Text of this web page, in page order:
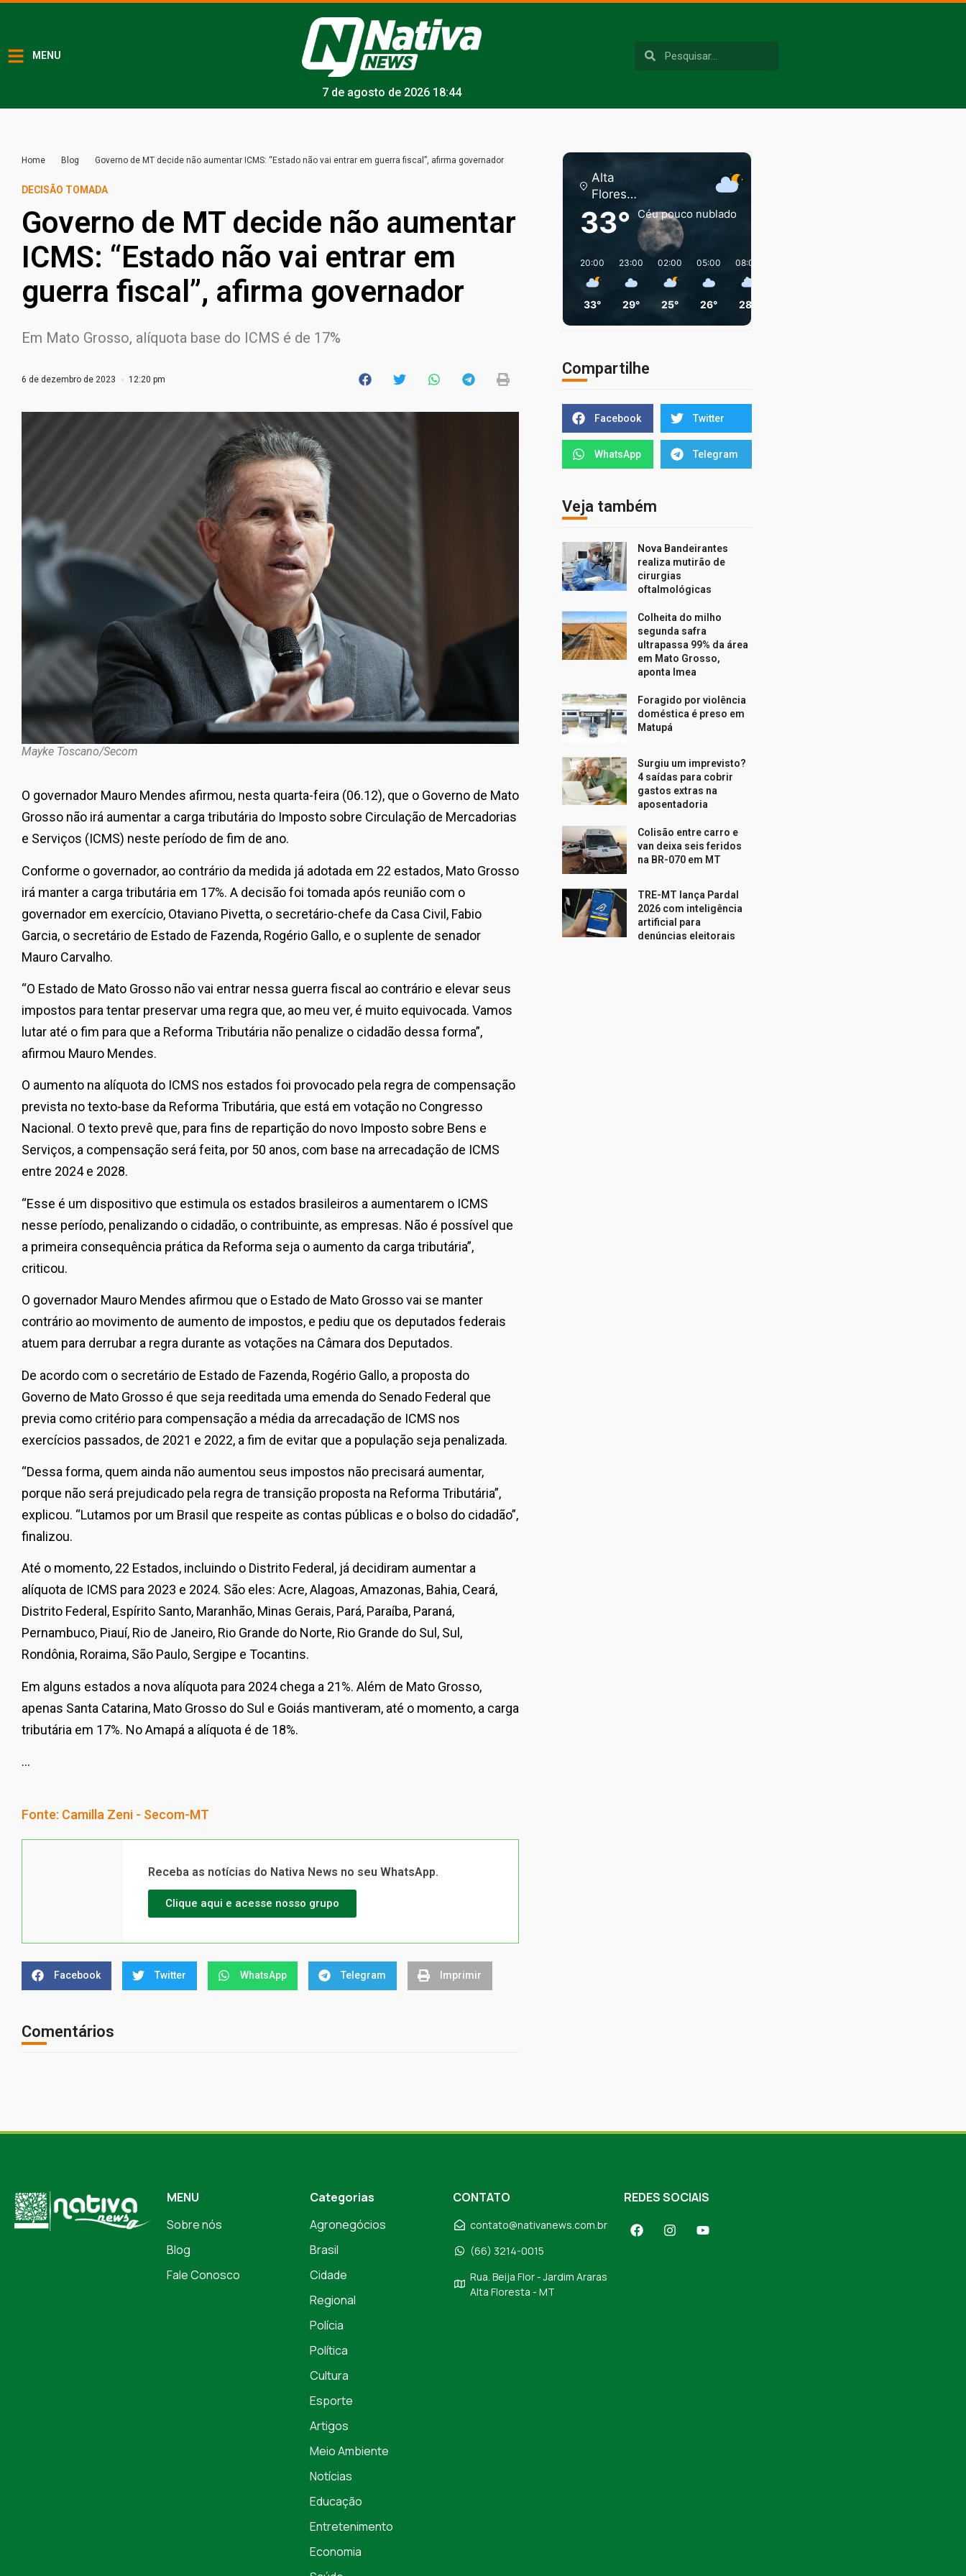
MENU
7 de agosto de 2026 18:44
Home Blog Governo de MT decide não aumentar ICMS: “Estado não vai entrar em guerra fiscal”, afirma governador
DECISÃO TOMADA
Governo de MT decide não aumentar
ICMS: “Estado não vai entrar em
guerra fiscal”, afirma governador
Em Mato Grosso, alíquota base do ICMS é de 17%
6 de dezembro de 2023 12:20 pm
Mayke Toscano/Secom
O governador Mauro Mendes afirmou, nesta quarta-feira (06.12), que o Governo de Mato
Grosso não irá aumentar a carga tributária do Imposto sobre Circulação de Mercadorias
e Serviços (ICMS) neste período de fim de ano.
Conforme o governador, ao contrário da medida já adotada em 22 estados, Mato Grosso
irá manter a carga tributária em 17%. A decisão foi tomada após reunião com o
governador em exercício, Otaviano Pivetta, o secretário-chefe da Casa Civil, Fabio
Garcia, o secretário de Estado de Fazenda, Rogério Gallo, e o suplente de senador
Mauro Carvalho.
“O Estado de Mato Grosso não vai entrar nessa guerra fiscal ao contrário e elevar seus
impostos para tentar preservar uma regra que, ao meu ver, é muito equivocada. Vamos
lutar até o fim para que a Reforma Tributária não penalize o cidadão dessa forma”,
afirmou Mauro Mendes.
O aumento na alíquota do ICMS nos estados foi provocado pela regra de compensação
prevista no texto-base da Reforma Tributária, que está em votação no Congresso
Nacional. O texto prevê que, para fins de repartição do novo Imposto sobre Bens e
Serviços, a compensação será feita, por 50 anos, com base na arrecadação de ICMS
entre 2024 e 2028.
“Esse é um dispositivo que estimula os estados brasileiros a aumentarem o ICMS
nesse período, penalizando o cidadão, o contribuinte, as empresas. Não é possível que
a primeira consequência prática da Reforma seja o aumento da carga tributária”,
criticou.
O governador Mauro Mendes afirmou que o Estado de Mato Grosso vai se manter
contrário ao movimento de aumento de impostos, e pediu que os deputados federais
atuem para derrubar a regra durante as votações na Câmara dos Deputados.
De acordo com o secretário de Estado de Fazenda, Rogério Gallo, a proposta do
Governo de Mato Grosso é que seja reeditada uma emenda do Senado Federal que
previa como critério para compensação a média da arrecadação de ICMS nos
exercícios passados, de 2021 e 2022, a fim de evitar que a população seja penalizada.
“Dessa forma, quem ainda não aumentou seus impostos não precisará aumentar,
porque não será prejudicado pela regra de transição proposta na Reforma Tributária”,
explicou. “Lutamos por um Brasil que respeite as contas públicas e o bolso do cidadão”,
finalizou.
Até o momento, 22 Estados, incluindo o Distrito Federal, já decidiram aumentar a
alíquota de ICMS para 2023 e 2024. São eles: Acre, Alagoas, Amazonas, Bahia, Ceará,
Distrito Federal, Espírito Santo, Maranhão, Minas Gerais, Pará, Paraíba, Paraná,
Pernambuco, Piauí, Rio de Janeiro, Rio Grande do Norte, Rio Grande do Sul, Sul,
Rondônia, Roraima, São Paulo, Sergipe e Tocantins.
Em alguns estados a nova alíquota para 2024 chega a 21%. Além de Mato Grosso,
apenas Santa Catarina, Mato Grosso do Sul e Goiás mantiveram, até o momento, a carga
tributária em 17%. No Amapá a alíquota é de 18%.
…
Fonte: Camilla Zeni - Secom-MT
Receba as notícias do Nativa News no seu WhatsApp.
Clique aqui e acesse nosso grupo
Facebook Twitter WhatsApp Telegram Imprimir
Comentários
Alta
Florest
a
33° Céu pouco nublado
20:00
33°
23:00
29°
02:00
25°
05:00
26°
08:00
28°
Compartilhe
Facebook Twitter
WhatsApp Telegram
Veja também
Nova Bandeirantes
realiza mutirão de
cirurgias
oftalmológicas
Colheita do milho
segunda safra
ultrapassa 99% da área
em Mato Grosso,
aponta Imea
Foragido por violência
doméstica é preso em
Matupá
Surgiu um imprevisto?
4 saídas para cobrir
gastos extras na
aposentadoria
Colisão entre carro e
van deixa seis feridos
na BR-070 em MT
TRE-MT lança Pardal
2026 com inteligência
artificial para
denúncias eleitorais
MENU
Sobre nós
Blog
Fale Conosco
Categorias
Agronegócios
Brasil
Cidade
Regional
Polícia
Política
Cultura
Esporte
Artigos
Meio Ambiente
Notícias
Educação
Entretenimento
Economia
CONTATO
contato@nativanews.com.br
(66) 3214-0015
Rua. Beija Flor - Jardim Araras
Alta Floresta - MT
REDES SOCIAIS